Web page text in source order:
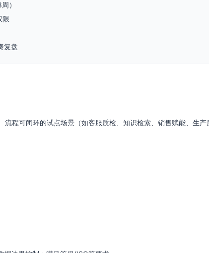
）
限
复盘
程可闭环的试点场景（如客服质检、知识检索、销售赋能、生产